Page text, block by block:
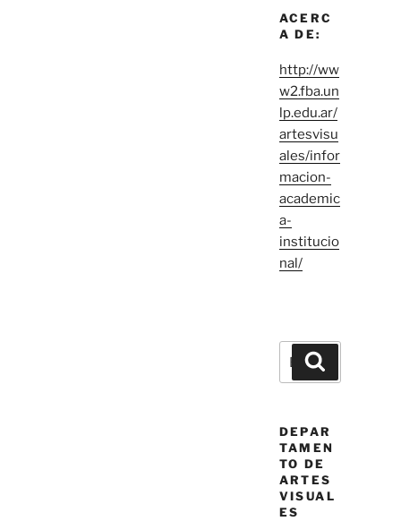
ACERC
A DE:
http://ww
w2.fba.un
lp.edu.ar/
artesvisu
ales/infor
macion-
academic
a-
institucio
nal/
Buscar
por:
DEPAR
TAMEN
TO DE
ARTES
VISUAL
ES